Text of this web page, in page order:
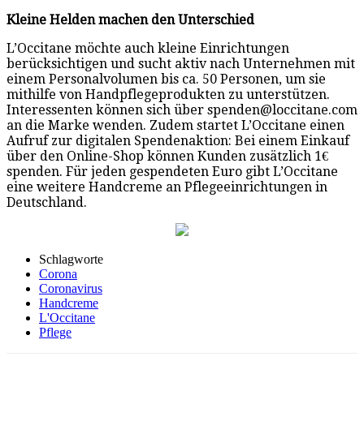
Kleine Helden machen den Unterschied
L’Occitane möchte auch kleine Einrichtungen
berücksichtigen und sucht aktiv nach Unternehmen mit
einem Personalvolumen bis ca. 50 Personen, um sie
mithilfe von Handpflegeprodukten zu unterstützen.
Interessenten können sich über spenden@loccitane.com
an die Marke wenden. Zudem startet L’Occitane einen
Aufruf zur digitalen Spendenaktion: Bei einem Einkauf
über den Online-Shop können Kunden zusätzlich 1€
spenden. Für jeden gespendeten Euro gibt L’Occitane
eine weitere Handcreme an Pflegeeinrichtungen in
Deutschland.
Schlagworte
Corona
Coronavirus
Handcreme
L'Occitane
Pflege